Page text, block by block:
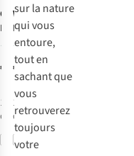
Garmin Gps
Edge Mtb
€369,99
1
couleur
disponible
Comparer
Wahoo Fitness
Montre De
Sport Elemnt
Bolt 3 Gps
Cycling
Computer
€279,99
1
couleur
disponible
Comparer
sur la nature
qui vous
entoure,
tout en
sachant que
vous
retrouverez
toujours
votre